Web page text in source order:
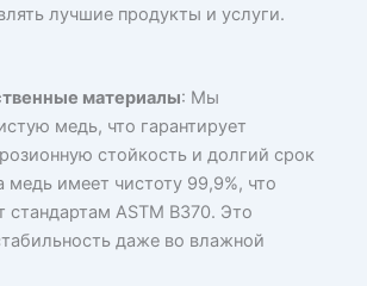
лучшие продукты и услуги.
материалы: Мы
медь, что гарантирует
стойкость и долгий срок
имеет чистоту 99,9%, что
стандартам ASTM B370. Это
даже во влажной